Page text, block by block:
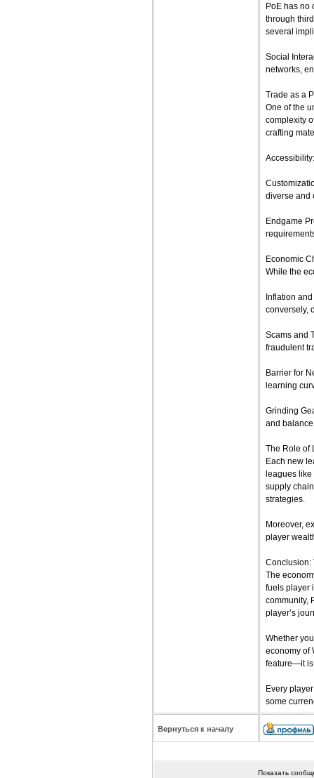
PoE has no
through
several
Social
networks,
Trade as a
One of the
complexity
crafting
diverse and
Endgame
Economic
While the
Inflation
conversely,
Scams and
fraudulent
Barrier for
learning
Grinding
and
The Role of
Each new
leagues
supply
strategies.
Moreover,
player
Conclusion:
The
fuels player
community,
player’s
Whether
economy of
feature—it is
Every
some
Вернуться к началу
Показать